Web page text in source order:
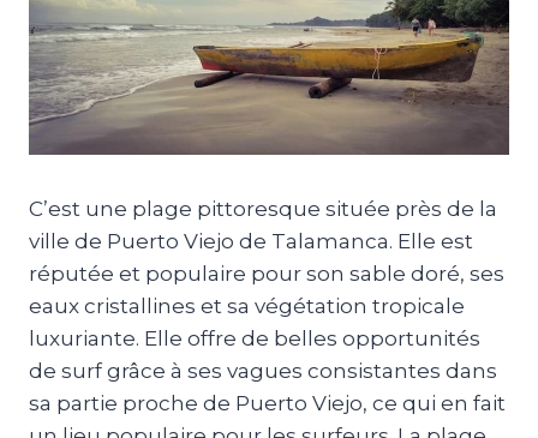
C’est une plage pittoresque située près de la
ville de Puerto Viejo de Talamanca. Elle est
réputée et populaire pour son sable doré, ses
eaux cristallines et sa végétation tropicale
luxuriante. Elle offre de belles opportunités
de surf grâce à ses vagues consistantes dans
sa partie proche de Puerto Viejo, ce qui en fait